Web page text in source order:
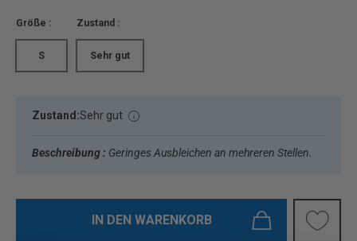
Größe :
S
Zustand :
Sehr gut
Zustand:Sehr gut
Beschreibung : Geringes Ausbleichen an mehreren Stellen.
IN DEN WARENKORB